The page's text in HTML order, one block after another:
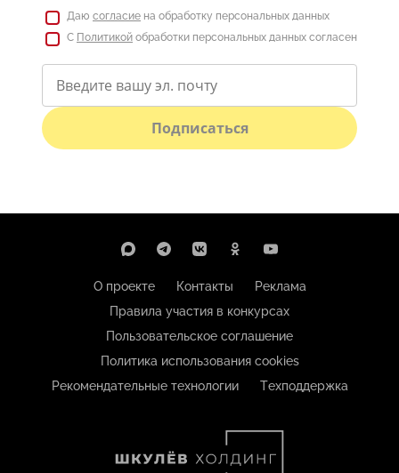
Даю согласие на обработку персональных данных
С Политикой обработки персональных данных согласен
Подписаться
О проекте Контакты
Реклама
Правила участия в конкурсах
Пользовательское соглашение
Политика использования cookies
Рекомендательные технологии
Техподдержка